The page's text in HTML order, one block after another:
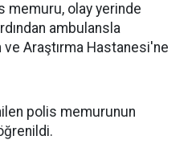
memuru, olay yerinde
ambulansla
Araştırma Hastanesi'ne
polis memurunun